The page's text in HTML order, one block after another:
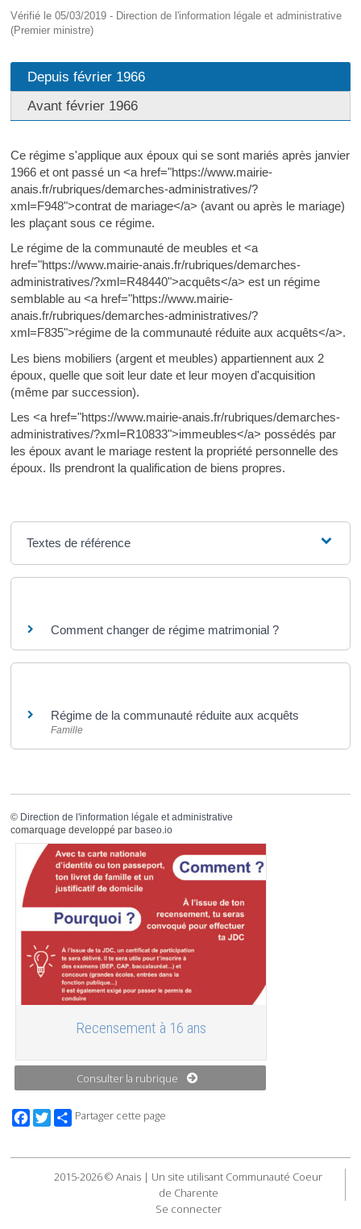
Vérifié le 05/03/2019 - Direction de l'information légale et administrative
(Premier ministre)
Depuis février 1966
Avant février 1966
Ce régime s'applique aux époux qui se sont mariés après janvier
1966 et ont passé un <a href="https://www.mairie-
anais.fr/rubriques/demarches-administratives/?
xml=F948">contrat de mariage</a> (avant ou après le mariage)
les plaçant sous ce régime.
Le régime de la communauté de meubles et <a
href="https://www.mairie-anais.fr/rubriques/demarches-
administratives/?xml=R48440">acquêts</a> est un régime
semblable au <a href="https://www.mairie-
anais.fr/rubriques/demarches-administratives/?
xml=F835">régime de la communauté réduite aux acquêts</a>.
Les biens mobiliers (argent et meubles) appartiennent aux 2
époux, quelle que soit leur date et leur moyen d'acquisition
(même par succession).
Les <a href="https://www.mairie-anais.fr/rubriques/demarches-
administratives/?xml=R10833">immeubles</a> possédés par
les époux avant le mariage restent la propriété personnelle des
époux. Ils prendront la qualification de biens propres.
Textes de référence
Comment changer de régime matrimonial ?
Régime de la communauté réduite aux acquêts
Famille
© Direction de l'information légale et administrative
comarquage developpé par baseo.io
Recensement à 16 ans
Consulter la rubrique
Facebook
TwitterPartager cette page
2015-2026 © Anais | Un site utilisant Communauté Coeur
de Charente
Se connecter